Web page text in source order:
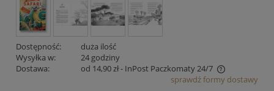
Dostępność:
duża ilość
Wysyłka w:
24 godziny
Dostawa:
od 14,90 zł- InPost Paczkomaty 24/7
Cena nie zawiera ewentualnych kosztów płatnościsprawdź formy dostawy